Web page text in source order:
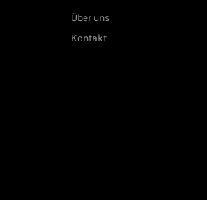
Über uns
Kontakt